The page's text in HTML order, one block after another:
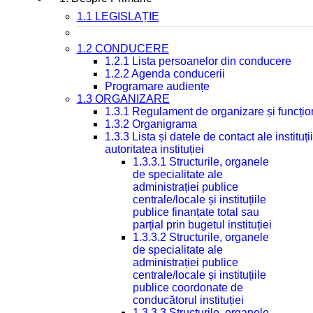
1.1 LEGISLAȚIE
1.2 CONDUCERE
1.2.1 Lista persoanelor din conducere
1.2.2 Agenda conducerii
Programare audiențe
1.3 ORGANIZARE
1.3.1 Regulament de organizare și
1.3.2 Organigrama
1.3.3 Lista și datele de contact ale
autoritatea instituției
1.3.3.1 Structurile, organele
de specialitate ale
administrației publice
centrale/locale și instituțiile
publice finanțate total sau
parțial prin bugetul instituției
1.3.3.2 Structurile, organele
de specialitate ale
administrației publice
centrale/locale și instituțiile
publice coordonate de
conducătorul instituției